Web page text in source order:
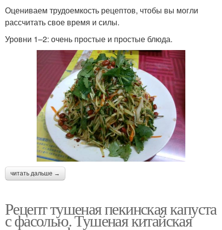
Оцениваем трудоемкость рецептов, чтобы вы могли
рассчитать свое время и силы.
Уровни 1–2: очень простые и простые блюда.
читать дальше →
Рецепт тушеная пекинская капуста
с фасолью. Тушеная китайская